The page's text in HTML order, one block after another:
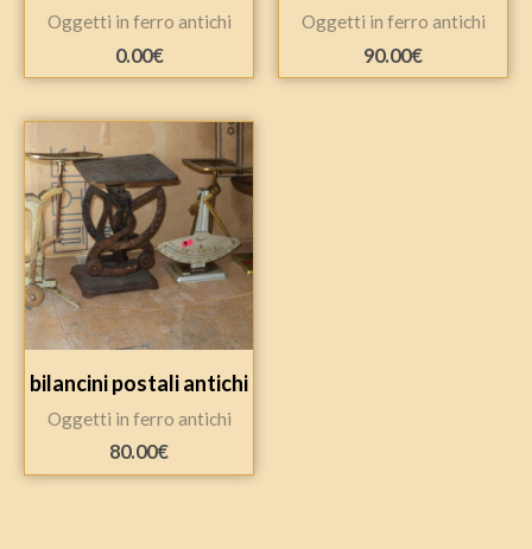
Oggetti in ferro antichi
0.00€
Oggetti in ferro antichi
90.00€
bilancini postali antichi
Oggetti in ferro antichi
80.00€